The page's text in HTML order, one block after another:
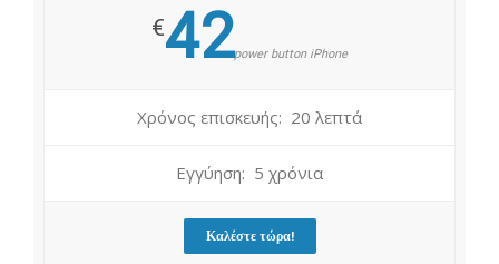
€42power button iPhone
Χρόνος επισκευής: 20 λεπτά
Εγγύηση: 5 χρόνια
Καλέστε τώρα!